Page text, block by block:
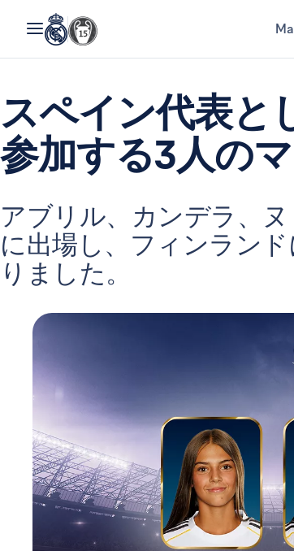
スペイン代表と
参加する3人の
アブリル、カンデラ、
に出場し、フィンラン
りました。